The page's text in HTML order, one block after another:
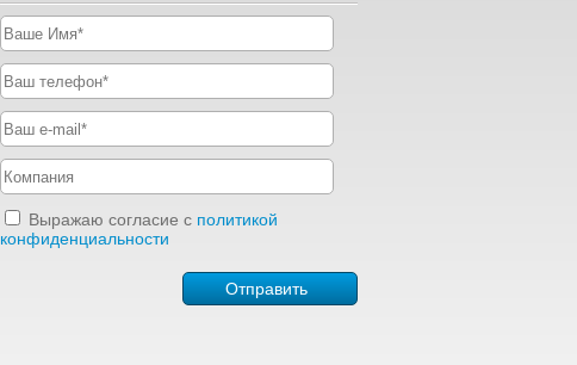
Выражаю согласие с политикой
конфиденциальности
Отправить